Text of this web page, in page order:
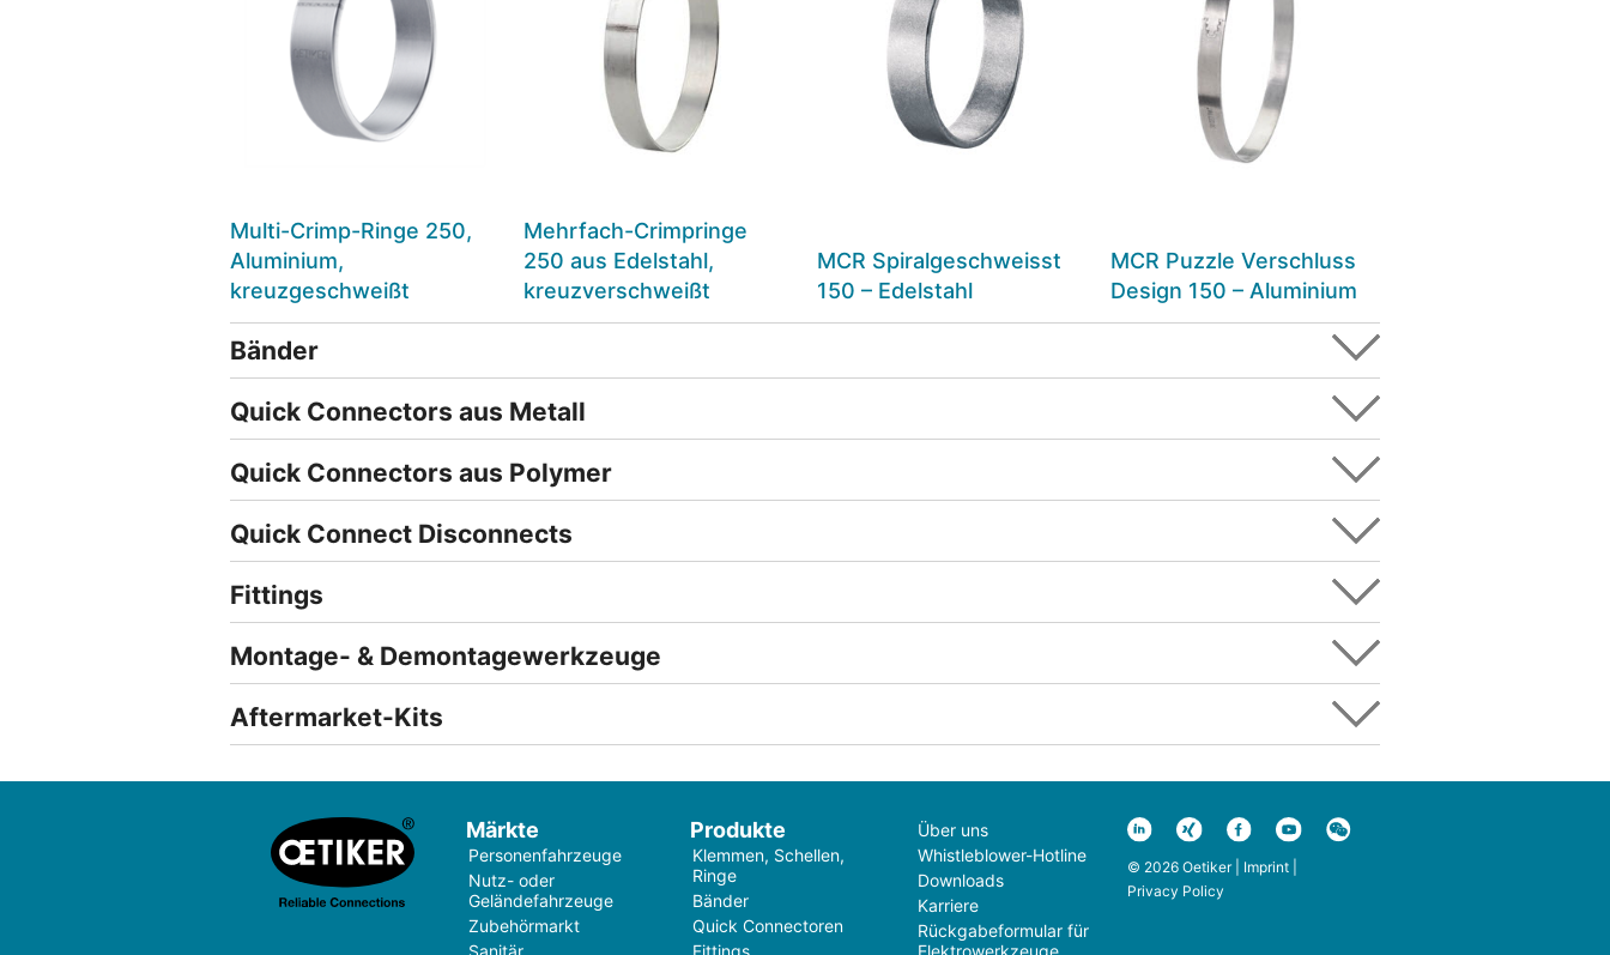
Multi-Crimp-Ringe 250,
Aluminium,
kreuzgeschweißt
Mehrfach-Crimpringe
250 aus Edelstahl,
kreuzverschweißt
MCR Spiralgeschweisst
150 – Edelstahl
MCR Puzzle Verschluss
Design 150 – Aluminium
Bänder
Quick Connectors aus Metall
Quick Connectors aus Polymer
Quick Connect Disconnects
Fittings
Montage- & Demontagewerkzeuge
Aftermarket-Kits
Märkte
Personenfahrzeuge
Nutz- oder
Geländefahrzeuge
Zubehörmarkt
Sanitär
Produkte
Klemmen, Schellen,
Ringe
Bänder
Quick Connectoren
Fittings
Über uns
Whistleblower-Hotline
Downloads
Karriere
Rückgabeformular für
Elektrowerkzeuge
© 2026 Oetiker | Imprint|
Privacy Policy